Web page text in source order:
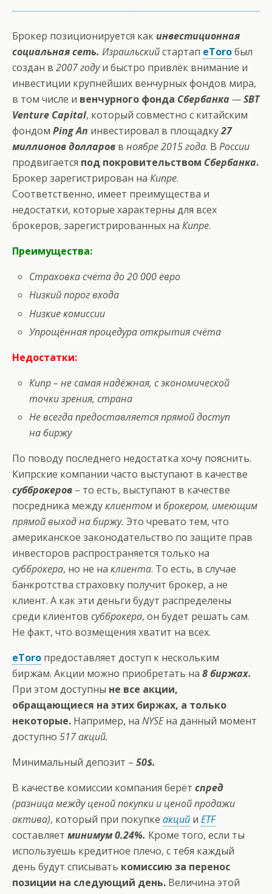
Брокер позиционируется как инвестиционная
социальная сеть. Израильскийстартап eToroбыл
создан в 2007 годуи быстро привлёк внимание и
инвестиции крупнейших венчурных фондов мира,
в том числе и венчурного фонда Сбербанка —SBT
Venture Capital, который совместно с китайским
фондом Ping An инвестировал в площадку27
миллионов долларов в ноябре 2015 года. В России
продвигается под покровительством Сбербанка.
Брокер зарегистрирован на Кипре.
Соответственно, имеет преимущества и
недостатки, которые характерны для всех
брокеров, зарегистрированных на Кипре.
Преимущества:
Страховка счёта до 20 000 евро
Низкий порог входа
Низкие комиссии
Упрощённая процедура открытия счёта
Недостатки:
Кипр – не самая надёжная, с экономической
точки зрения, страна
Не всегда предоставляется прямой доступ
на биржу
По поводу последнего недостатка хочу пояснить.
Кипрские компании часто выступают в качестве
субброкеров – то есть, выступают в качестве
посредника междуклиентом и брокером, имеющим
прямой выход на биржу. Это чревато тем, что
американское законодательство по защите прав
инвесторов распространяется только на
субброкера, но не на клиента. То есть, в случае
банкротства страховку получит брокер, а не
клиент. А как эти деньги будут распределены
среди клиентов субброкера, он будет решать сам.
Не факт, что возмещения хватит на всех.
eToro предоставляет доступ к нескольким
биржам. Акции можно приобретать на 8 биржах.
При этом доступны не все акции,
обращающиеся на этих биржах, а только
некоторые. Например, на NYSEна данный момент
доступно 517 акций.
Минимальный депозит – 50$.
В качестве комиссии компания берёт спред
(разница между ценой покупки и ценой продажи
актива), который при покупке акций и ETF
составляет минимум 0.24%. Кроме того, если ты
используешь кредитное плечо, с тебя каждый
день будут списывать комиссию за перенос
позиции на следующий день. Величина этой